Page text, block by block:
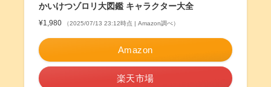
かいけつゾロリ大図鑑 キャラクター大全
¥1,980 （2025/07/13 23:12時点 | Amazon調べ）
Amazon
楽天市場